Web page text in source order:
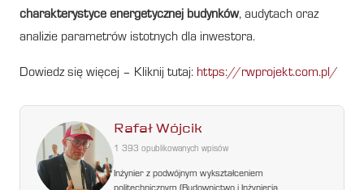
charakterystyce energetycznej budynków, audytach oraz
analizie parametrów istotnych dla inwestora.
Dowiedz się więcej – Kliknij tutaj: https://rwprojekt.com.pl/
Rafał Wójcik
1 393 opublikowanych wpisów
Inżynier z podwójnym wykształceniem